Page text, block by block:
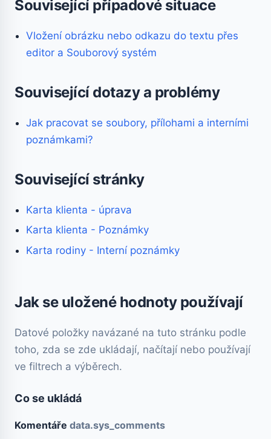
Související případové situace
Vložení obrázku nebo odkazu do textu přes
editor a Souborový systém
Související dotazy a problémy
Jak pracovat se soubory, přílohami a interními
poznámkami?
Související stránky
Karta klienta - úprava
Karta klienta - Poznámky
Karta rodiny - Interní poznámky
Jak se uložené hodnoty používají
Datové položky navázané na tuto stránku podle
toho, zda se zde ukládají, načítají nebo používají
ve filtrech a výběrech.
Co se ukládá
Komentáře data.sys_comments